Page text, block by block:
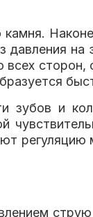
зубов и